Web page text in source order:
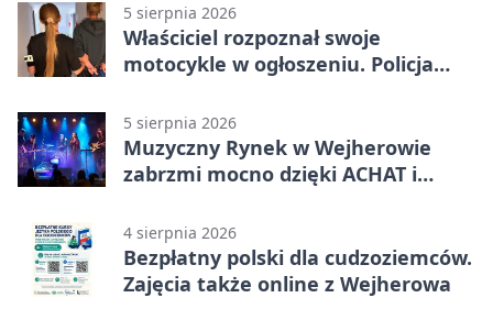
5 sierpnia 2026
Właściciel rozpoznał swoje
motocykle w ogłoszeniu. Policja
5 sierpnia 2026
Muzyczny Rynek w Wejherowie
zabrzmi mocno dzięki ACHAT i
4 sierpnia 2026
Bezpłatny polski dla cudzoziemców.
Zajęcia także online z Wejherowa